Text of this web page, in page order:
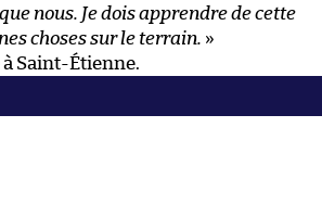
nous. Je dois apprendre de cette
choses sur le terrain. »
Saint-Étienne.